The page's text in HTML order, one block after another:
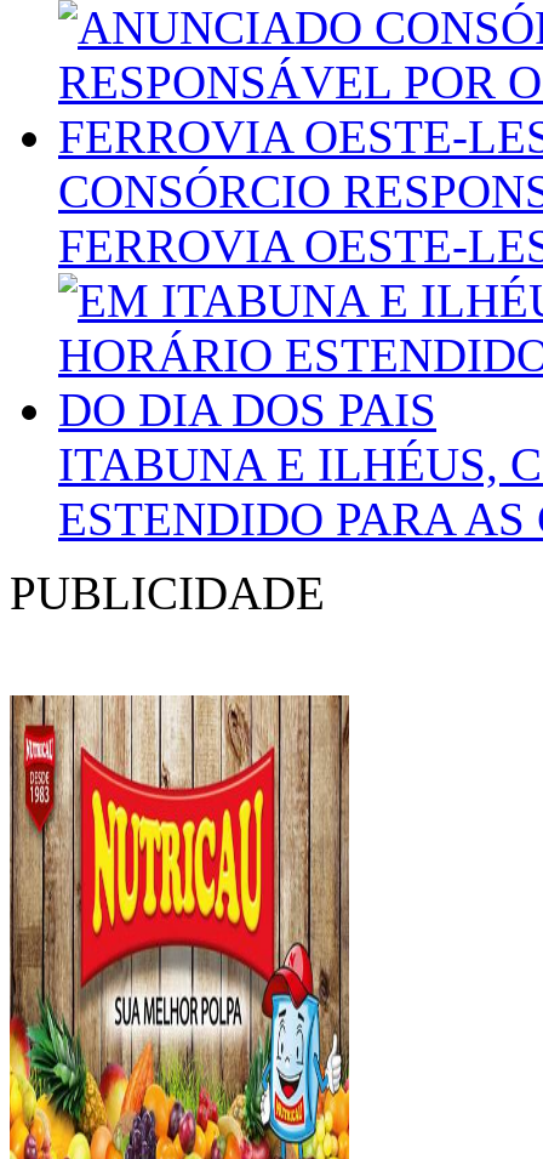
CONSÓRCIO
FERROVIA OESTE-
ITABUNA E ILHÉUS,
ESTENDIDO PARA
PUBLICIDADE